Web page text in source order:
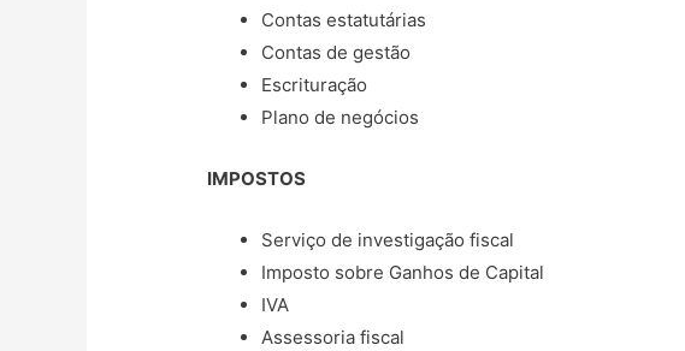
Contas estatutárias
Contas de gestão
Escrituração
Plano de negócios
IMPOSTOS
Serviço de investigação fiscal
Imposto sobre Ganhos de Capital
IVA
Assessoria fiscal